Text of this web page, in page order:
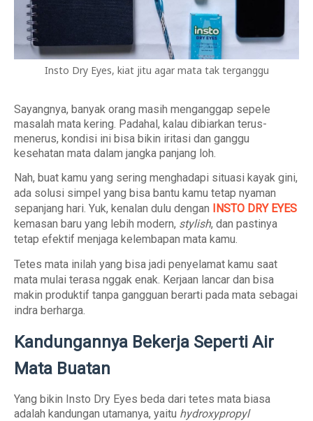
Insto Dry Eyes, kiat jitu agar mata tak terganggu
Sayangnya, banyak orang masih menganggap sepele
masalah mata kering. Padahal, kalau dibiarkan terus-
menerus, kondisi ini bisa bikin iritasi dan ganggu
kesehatan mata dalam jangka panjang loh.
Nah, buat kamu yang sering menghadapi situasi kayak gini,
ada solusi simpel yang bisa bantu kamu tetap nyaman
sepanjang hari. Yuk, kenalan dulu dengan INSTO DRY EYES
kemasan baru yang lebih modern, stylish, dan pastinya
tetap efektif menjaga kelembapan mata kamu.
Tetes mata inilah yang bisa jadi penyelamat kamu saat
mata mulai terasa nggak enak. Kerjaan lancar dan bisa
makin produktif tanpa gangguan berarti pada mata sebagai
indra berharga.
Kandungannya Bekerja Seperti Air
Mata Buatan
Yang bikin Insto Dry Eyes beda dari tetes mata biasa
adalah kandungan utamanya, yaitu hydroxypropyl